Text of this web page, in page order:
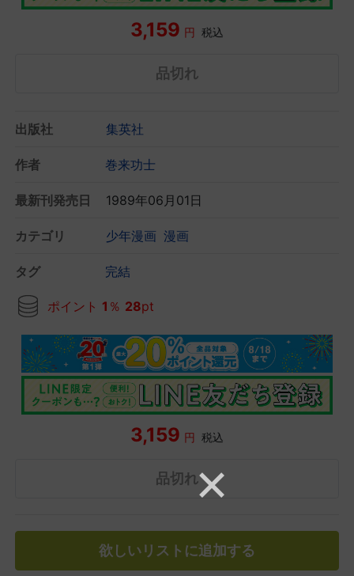
3,159 円 税込
品切れ
出版社 集英社
作者 巻来功士
最新刊発売日 1989年06月01日
カテゴリ 少年漫画 漫画
タグ 完結
ポイント 1 ％ 28pt
3,159 円 税込
品切れ
欲しいリストに追加する